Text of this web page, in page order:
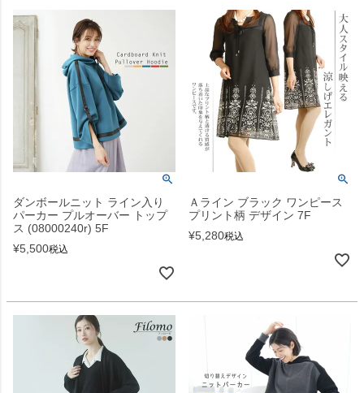
ダンボールニット ライン入り
パーカー プルオーバー トップ
ス (08000240r) 5F
¥5,500税込
Ａライン ブラック ワンピース
プリント柄 デザイン 7F
¥5,280税込